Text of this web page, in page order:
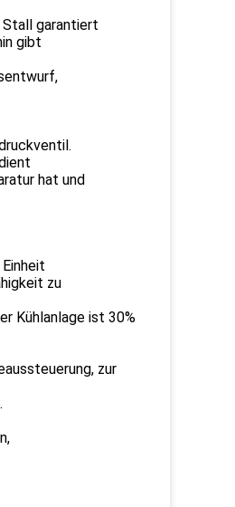
Stall garantiert
gibt
hat und
zu
Kühlanlage ist 30%
zur